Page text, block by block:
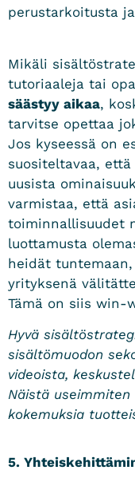
perustarkoitusta
Mikäli
tutoriaaleja tai
säästyy aikaa,
tarvitse opettaa
Jos kyseessä on
suositeltavaa,
uusista
varmistaa, että
toiminnallisuudet
luottamusta
heidät
yrityksenä
Tämä on siis win-
Hyvä
sisältömuodon
videoista,
Näistä
kokemuksia
5.